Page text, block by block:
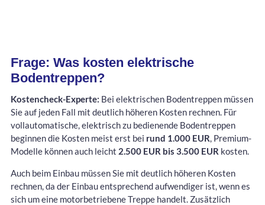
Frage: Was kosten elektrische
Bodentreppen?
Kostencheck-Experte: Bei elektrischen Bodentreppen müssen
Sie auf jeden Fall mit deutlich höheren Kosten rechnen. Für
vollautomatische, elektrisch zu bedienende Bodentreppen
beginnen die Kosten meist erst bei rund 1.000 EUR, Premium-
Modelle können auch leicht 2.500 EUR bis 3.500 EUR kosten.
Auch beim Einbau müssen Sie mit deutlich höheren Kosten
rechnen, da der Einbau entsprechend aufwendiger ist, wenn es
sich um eine motorbetriebene Treppe handelt. Zusätzlich